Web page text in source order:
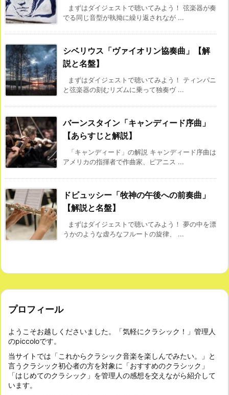
まずはダイジェストで聴いてみよう！ 弦楽器が奏
でる同じ音型が執拗に繰り返されなが ...
シベリウス「ヴァイオリン協奏曲」【解
説と名盤】
まずはダイジェストで聴いてみよう！ ティンパニ
と弦楽器の刻むリズムに乗って独奏ヴ ...
バーンスタイン「キャンディード序曲」
【あらすじと解説】
「キャンディード」の解説 キャンディード序曲は
アメリカの指揮者で作曲家、ピアニス ...
ドビュッシー「牧神の午後への前奏曲」
【解説と名盤】
まずはダイジェストで聴いてみよう！ 夢の中を漂
うかのような虚ろなフルートの旋律、 ...
プロフィール
ようこそお越しくださいました。「気軽にクラシック！」管理人
のpiccoloです。
当サイトでは「これからクラシック音楽を楽しんでみたい。」と
言うクラシック初心者の方を対象に「おすすめのクラシック」
「はじめてのクラシック」を管理人の感想を交えながら紹介して
います。